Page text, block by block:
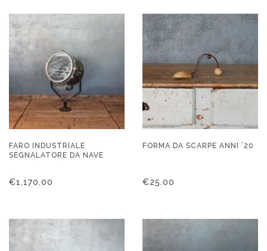
FARO INDUSTRIALE
SEGNALATORE DA NAVE
€1,170.00
FORMA DA SCARPE ANNI ’20
€25.00